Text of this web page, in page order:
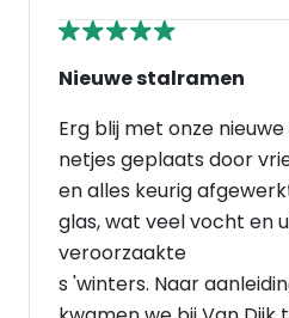
Nieuwe stalramen
Erg blij met onze
netjes geplaats door
en alles keurig
glas, wat veel vocht en
veroorzaakte
s 'winters. Naar